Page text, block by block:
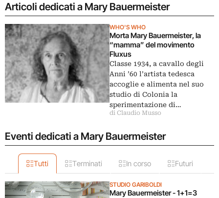
Articoli dedicati a Mary Bauermeister
WHO'S WHO
Morta Mary Bauermeister, la
“mamma” del movimento
Fluxus
Classe 1934, a cavallo degli
Anni ’60 l’artista tedesca
accoglie e alimenta nel suo
studio di Colonia la
sperimentazione di…
di Claudio Musso
Eventi dedicati a Mary Bauermeister
Tutti Terminati In corso Futuri
STUDIO GARIBOLDI
Mary Bauermeister - 1+1=3